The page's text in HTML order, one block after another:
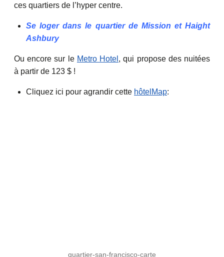
ces quartiers de l’hyper centre.
Se loger dans le quartier de Mission et Haight
Ashbury
Ou encore sur le Metro Hotel , qui propose des nuitées
à partir de 123 $ !
Cliquez ici pour agrandir cette hôtelMap:
quartier-san-francisco-carte